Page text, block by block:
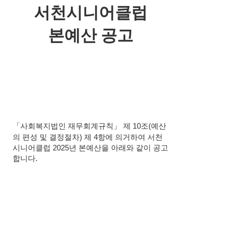
서천시니어클럽
본예산 공고
「 사회복지법인 재무회계규칙 」 제 10조(예산
의 편성 및 결정절차) 제 4항에 의거하여 서천
시니어클럽 2025년 본예산을 아래와 같이 공고
합니다.